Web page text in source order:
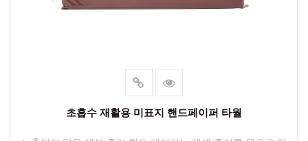
초흡수 재활용 미표지 핸드페이퍼 타월